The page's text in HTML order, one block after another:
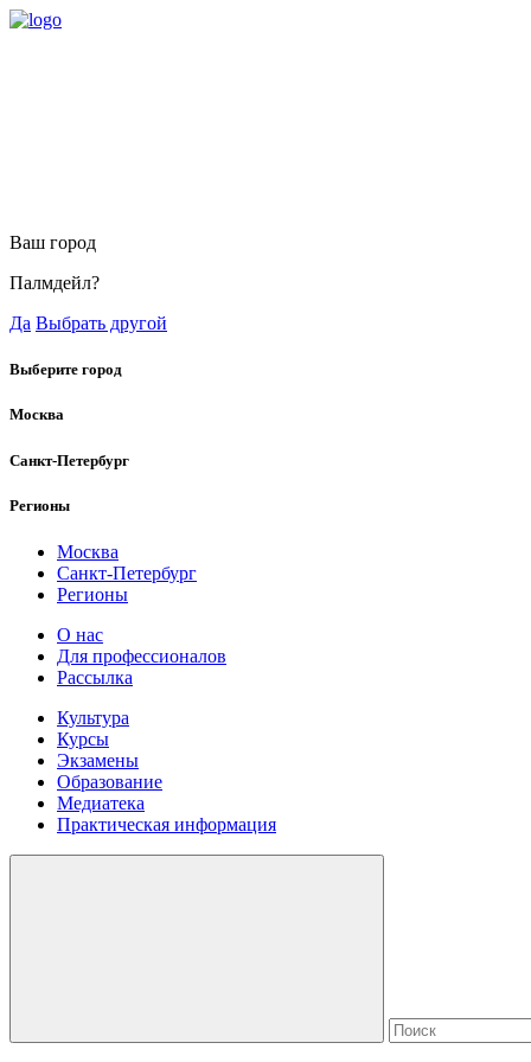
Ваш город
Палмдейл?
Да Выбрать другой
Выберите город
Москва
Санкт-Петербург
Регионы
Москва
Санкт-Петербург
Регионы
О нас
Для профессионалов
Рассылка
Культура
Курсы
Экзамены
Образование
Медиатека
Практическая информация